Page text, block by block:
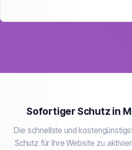
Sofortiger Schutz in
Die schnellste und
Schutz für Ihre Website zu